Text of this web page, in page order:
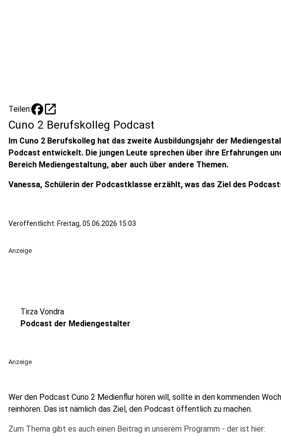
Teilen: open_in_new
Cuno 2 Berufskolleg Podcast
Im Cuno 2 Berufskolleg hat das zweite Ausbildungsjahr der
Podcast entwickelt. Die jungen Leute sprechen über ihre Erfahrungen
Bereich Mediengestaltung, aber auch über andere Themen.
Vanessa, Schülerin der Podcastklasse erzählt, was das Ziel des
Veröffentlicht: Freitag, 05.06.2026 15:03
Anzeige
Tirza Vondra
Podcast der Mediengestalter
Anzeige
Wer den Podcast Cuno 2 Medienflur hören will, sollte in den kommenden
reinhören. Das ist nämlich das Ziel, den Podcast öffentlich zu machen.
Zum Thema gibt es auch einen Beitrag in unserem Programm - der ist hier: